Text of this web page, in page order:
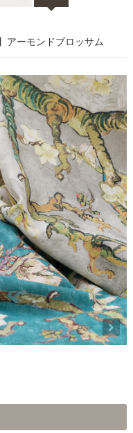
アーモンドブロッサム